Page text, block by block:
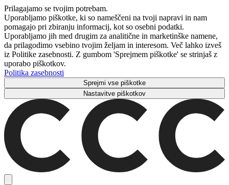
Prilagajamo se tvojim potrebam.
Uporabljamo piškotke, ki so nameščeni na tvoji napravi in ​​nam
pomagajo pri zbiranju informacij, kot so osebni podatki.
Uporabljamo jih med drugim za analitične in marketinške namene,
da prilagodimo vsebino tvojim željam in interesom. Več lahko izveš
iz Politike zasebnosti. Z gumbom 'Sprejmem piškotke' se strinjaš z
uporabo piškotkov.
Politika zasebnosti
Sprejmi vse piškotke
Nastavitve piškotkov